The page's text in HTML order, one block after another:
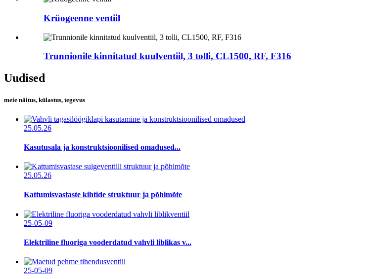
Krüogeenne ventiil
Trunnionile kinnitatud kuulventiil, 3 tolli, CL1500, RF, F316
Uudised
meie näitus, külastus, tegevus
25.05.26
Kasutusala ja konstruktsioonilised omadused...
25.05.26
Kattumisvastaste kihtide struktuur ja põhimõte
25-05-09
Elektriline fluoriga vooderdatud vahvli liblikas v...
25-05-09